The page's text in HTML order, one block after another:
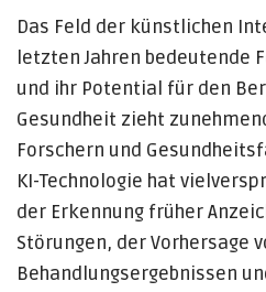
Das Feld der künstlichen
letzten Jahren bedeutende
und ihr Potential für den
Gesundheit zieht
Forschern und
KI-Technologie hat
der Erkennung früher
Störungen, der Vorhersage
Behandlungsergebnissen